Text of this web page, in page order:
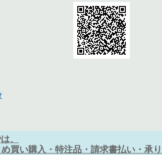
、
買い購入・特注品・請求書払い・承